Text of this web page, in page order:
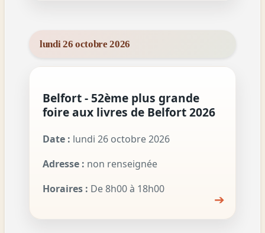
lundi 26 octobre 2026
Belfort - 52ème plus grande
foire aux livres de Belfort 2026
Date : lundi 26 octobre 2026
Adresse : non renseignée
Horaires : De 8h00 à 18h00
➔